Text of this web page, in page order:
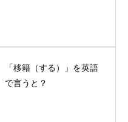
「移籍（する）」を英語
で言うと？